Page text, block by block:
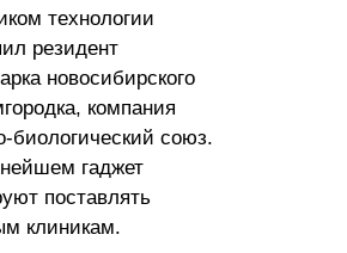
технологии
резидент
новосибирского
компания
биологический союз.
гаджет
поставлять
клиникам.